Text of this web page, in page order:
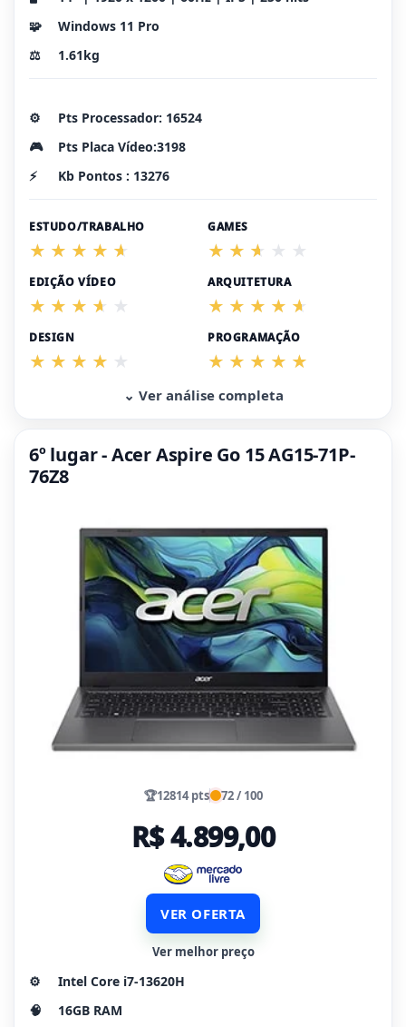
🧩
Windows 11 Pro
⚖️
1.61kg
⚙️
Pts Processador: 16524
🎮
Pts Placa Vídeo:3198
⚡
Kb Pontos : 13276
ESTUDO/TRABALHO GAMES
EDIÇÃO VÍDEO ARQUITETURA
DESIGN PROGRAMAÇÃO
⌄ Ver análise completa
6º lugar - Acer Aspire Go 15 AG15-71P-
76Z8
🏆12814 pts 72 / 100
R$ 4.899,00
VER OFERTA
Ver melhor preço
⚙️
Intel Core i7-13620H
🧠
16GB RAM